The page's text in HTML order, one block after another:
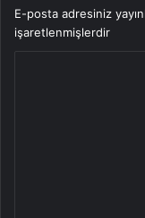
E-posta adresiniz
işaretlenmişlerdir